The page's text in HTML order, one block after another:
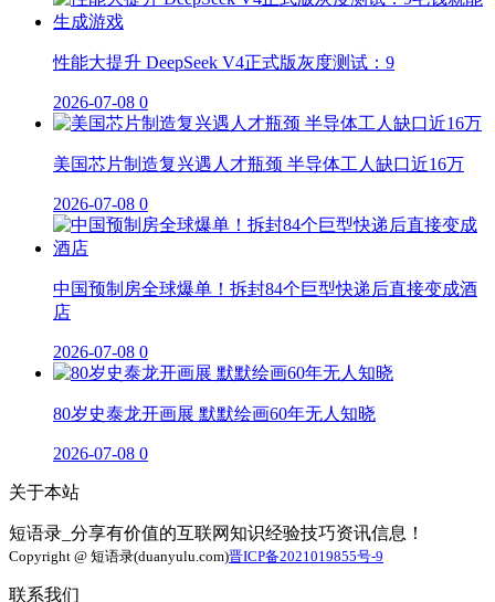
性能大提升 DeepSeek V4正式版灰度测试：9
2026-07-08 0
美国芯片制造复兴遇人才瓶颈 半导体工人缺口近16万
2026-07-08 0
中国预制房全球爆单！拆封84个巨型快递后直接变成酒
店
2026-07-08 0
80岁史泰龙开画展 默默绘画60年无人知晓
2026-07-08 0
关于本站
短语录_分享有价值的互联网知识经验技巧资讯信息！
Copyright @ 短语录(duanyulu.com)晋ICP备2021019855号-9
联系我们